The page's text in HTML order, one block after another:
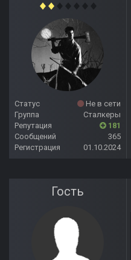
Статус
Не в сети
Группа
Сталкеры
Репутация
181
Сообщений
365
Регистрация
01.10.2024
Гость